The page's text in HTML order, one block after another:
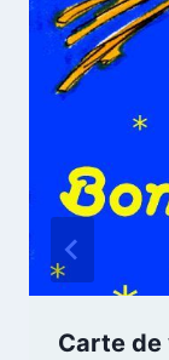
Carte de